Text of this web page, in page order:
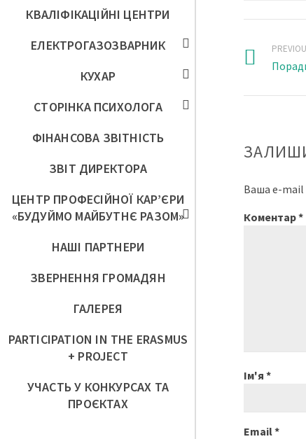
КВАЛІФІКАЦІЙНІ ЦЕНТРИ
ЕЛЕКТРОГАЗОЗВАРНИК
КУХАР
СТОРІНКА ПСИХОЛОГА
ФІНАНСОВА ЗВІТНІСТЬ
ЗВІТ ДИРЕКТОРА
ЦЕНТР ПРОФЕСІЙНОЇ КАР’ЄРИ
«БУДУЙМО МАЙБУТНЄ РАЗОМ»
НАШІ ПАРТНЕРИ
ЗВЕРНЕННЯ ГРОМАДЯН
ГАЛЕРЕЯ
PARTICIPATION IN THE ERASMUS
+ PROJECT
УЧАСТЬ У КОНКУРСАХ ТА
ПРОЄКТАХ
Ваша e-mail
Коментар*
Ім'я*
Email*